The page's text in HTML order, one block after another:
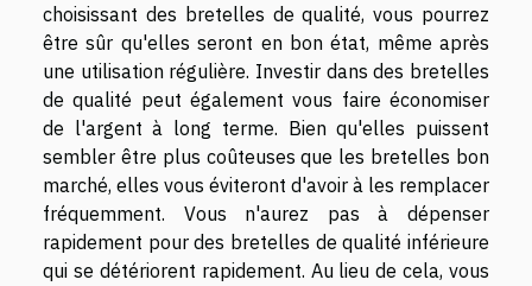
choisissant des bretelles de qualité, vous pourrez
être sûr qu'elles seront en bon état, même après
une utilisation régulière. Investir dans des bretelles
de qualité peut également vous faire économiser
de l'argent à long terme. Bien qu'elles puissent
sembler être plus coûteuses que les bretelles bon
marché, elles vous éviteront d'avoir à les remplacer
fréquemment. Vous n'aurez pas à dépenser
rapidement pour des bretelles de qualité inférieure
qui se détériorent rapidement. Au lieu de cela, vous